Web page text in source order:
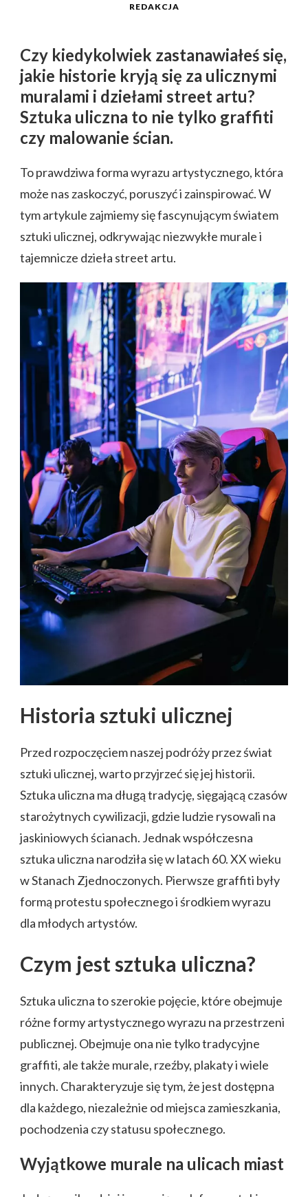
REDAKCJA
Czy kiedykolwiek zastanawiałeś się,
jakie historie kryją się za ulicznymi
muralami i dziełami street artu?
Sztuka uliczna to nie tylko graffiti
czy malowanie ścian.
To prawdziwa forma wyrazu artystycznego, która
może nas zaskoczyć, poruszyć i zainspirować. W
tym artykule zajmiemy się fascynującym światem
sztuki ulicznej, odkrywając niezwykłe murale i
tajemnicze dzieła street artu.
Historia sztuki ulicznej
Przed rozpoczęciem naszej podróży przez świat
sztuki ulicznej, warto przyjrzeć się jej historii.
Sztuka uliczna ma długą tradycję, sięgającą czasów
starożytnych cywilizacji, gdzie ludzie rysowali na
jaskiniowych ścianach. Jednak współczesna
sztuka uliczna narodziła się w latach 60. XX wieku
w Stanach Zjednoczonych. Pierwsze graffiti były
formą protestu społecznego i środkiem wyrazu
dla młodych artystów.
Czym jest sztuka uliczna?
Sztuka uliczna to szerokie pojęcie, które obejmuje
różne formy artystycznego wyrazu na przestrzeni
publicznej. Obejmuje ona nie tylko tradycyjne
graffiti, ale także murale, rzeźby, plakaty i wiele
innych. Charakteryzuje się tym, że jest dostępna
dla każdego, niezależnie od miejsca zamieszkania,
pochodzenia czy statusu społecznego.
Wyjątkowe murale na ulicach miast